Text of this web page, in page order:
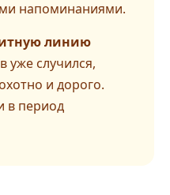
напоминаниями.
линию
уже случился,
и дорого.
в период